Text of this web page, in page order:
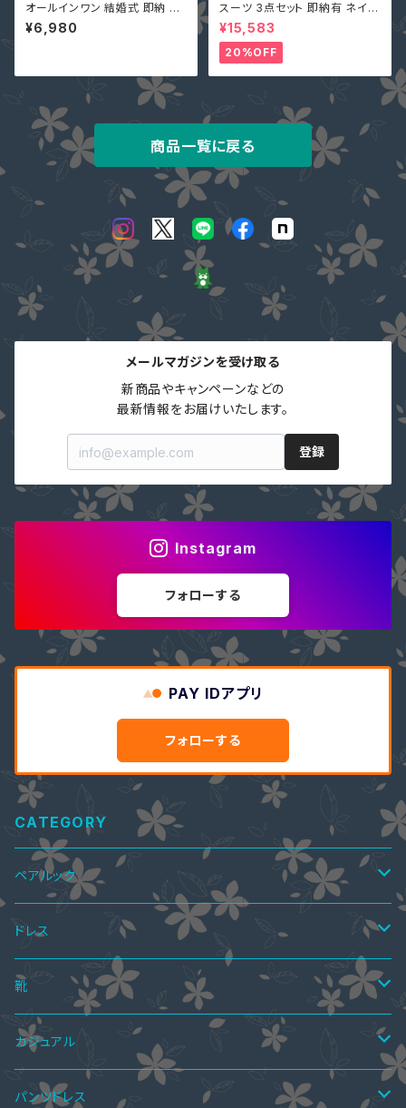
オールインワン 結婚式 即納 S-
XL ネイビー 黒 グリーン ピンク
ベルトなし プリーツ 7分丈 クロ
¥6,980
スーツ 3点セット 即納有 ネイビ
ー グレー S M L 2L 3L 4L 大
きいサイズ パンツ or スカート＋
ジャケット＋ベスト ストライプ X
Z-X10083
¥15,583
20%OFF
商品一覧に戻る
メールマガジンを受け取る
新商品やキャンペーンなどの
最新情報をお届けいたします。
登録
Instagram
フォローする
PAY IDアプリ
フォローする
CATEGORY
ペアルック
ペアTシャツ
ペアTシャツ&ワンピース
ペアニット
ペア上下セット
ペア水着
ドレス
ワンピース
ミニドレス
ミディアムドレス
ツーピース
スカートスーツ
ボレロ・ショール
靴
サマーブーツ
ニーハイブーツ
秋ブーツ
カジュアル
ワンピース
パンツドレス